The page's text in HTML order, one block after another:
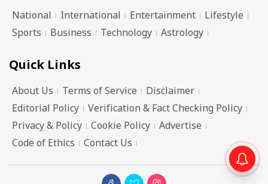
National International Entertainment
Lifestyle
Sports
Business Technology Astrology
Quick Links
About Us Terms of Service
Disclaimer
Editorial Policy
Verification & Fact Checking Policy
Privacy & Policy
Cookie Policy
Advertise
Code of Ethics
Contact Us